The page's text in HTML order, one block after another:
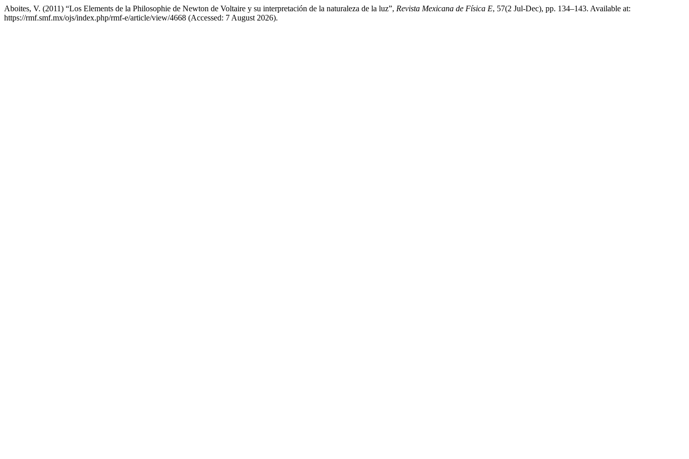
Aboites, V. (2011) “Los Elements de la Philosophie de Newton de Voltaire y su interpretación de la naturaleza de la luz”, Revista Mexicana de Física E, 57(2 Jul-Dec), pp. 134–143. Available at:
https://rmf.smf.mx/ojs/index.php/rmf-e/article/view/4668 (Accessed: 7 August 2026).